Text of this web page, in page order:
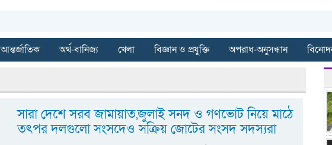
আন্তর্জাতিক অর্থ-বানিজ্য খেলা বিজ্ঞান ও প্রযুক্তি অপরাধ-অনুসন্ধান
সারা দেশে সরব জামায়াত,জুলাই সনদ ও গণভোট নিয়ে মাঠে
তৎপর দলগুলো সংসদেও সক্রিয় জোটের সংসদ সদস্যরা